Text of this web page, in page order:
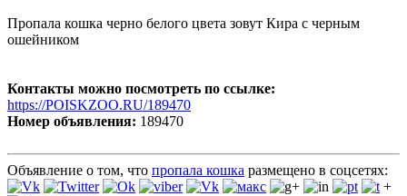
Пропала кошка черно белого цвета зовут Кира с черным
ошейником
Контакты можно посмотреть по ссылке:
https://POISKZOO.RU/189470
Номер объявления: 189470
Объявление о том, что пропала кошка размещено в соцсетях:
+